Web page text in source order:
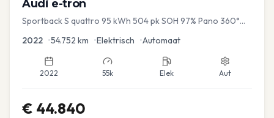
Audi e-tron
Sportback S quattro 95 kWh 504 pk SOH 97% Pano 360°
2022 •54.752 km •Elektrisch •Automaat
2022 55k Elek Aut
€ 44.840